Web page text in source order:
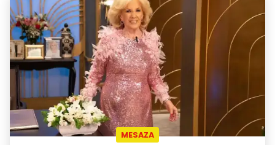
MESAZA